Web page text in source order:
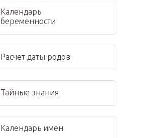
Календарь
беременности
Расчет даты родов
Тайные знания
Календарь имен